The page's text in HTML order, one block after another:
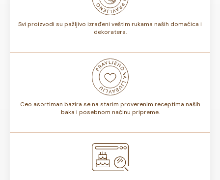
Svi proizvodi su pažljivo izrađeni veštim rukama naših domaćica i
dekoratera.
Ceo asortiman bazira se na starim proverenim receptima naših
baka i posebnom načinu pripreme.